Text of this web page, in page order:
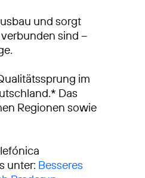
und sorgt
sind –
im
Das
Regionen sowie
unter: Besseres